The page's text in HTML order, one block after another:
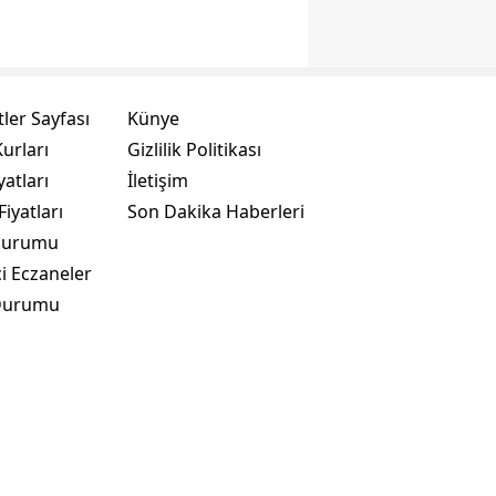
Sayfası
Eczaneler
Künye
Gizlilik Politikası
İletişim
Son Dakika Haberleri